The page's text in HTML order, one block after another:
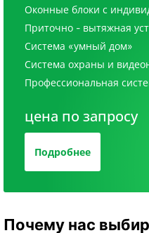
Оконные блоки с
Приточно - вытяжная
Система «умный дом»
Система охраны и
Профессиональная
цена по запросу
Подробнее
Почему нас